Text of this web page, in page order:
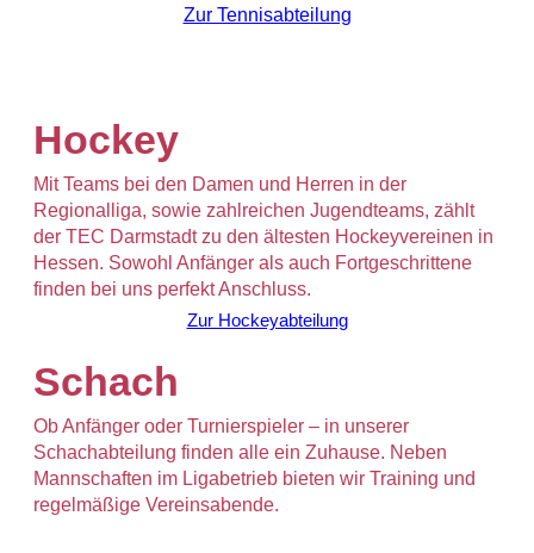
Zur Tennisabteilung
Hockey
Mit Teams bei den Damen und Herren in der
Regionalliga, sowie zahlreichen Jugendteams, zählt
der TEC Darmstadt zu den ältesten Hockeyvereinen in
Hessen. Sowohl Anfänger als auch Fortgeschrittene
finden bei uns perfekt Anschluss.
Zur Hockeyabteilung
Schach
Ob Anfänger oder Turnierspieler – in unserer
Schachabteilung finden alle ein Zuhause. Neben
Mannschaften im Ligabetrieb bieten wir Training und
regelmäßige Vereinsabende.